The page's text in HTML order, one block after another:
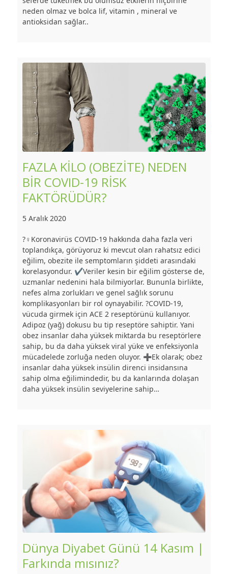
neden olmaz ve bolca lif, vitamin , mineral ve
antioksidan sağlar..
FAZLA KİLO (OBEZİTE) NEDEN
BİR COVID-19 RİSK
FAKTÖRÜDÜR?
5 Aralık 2020
?️‍♀️Koronavirüs COVID-19 hakkında daha fazla veri
toplandıkça, görüyoruz ki mevcut olan rahatsız edici
eğilim, obezite ile semptomların şiddeti arasındaki
korelasyondur. ✔️Veriler kesin bir eğilim gösterse de,
uzmanlar nedenini hala bilmiyorlar. Bununla birlikte,
nefes alma zorlukları ve genel sağlık sorunu
komplikasyonları bir rol oynayabilir. ?COVID-19,
vücuda girmek için ACE 2 reseptörünü kullanıyor.
Adipoz (yağ) dokusu bu tip reseptöre sahiptir. Yani
obez insanlar daha yüksek miktarda bu reseptörlere
sahip, bu da daha yüksek viral yüke ve enfeksiyonla
mücadelede zorluğa neden oluyor. ➕Ek olarak; obez
insanlar daha yüksek insülin direnci insidansına
sahip olma eğilimindedir, bu da kanlarında dolaşan
daha yüksek insülin seviyelerine sahip…
Dünya Diyabet Günü 14 Kasım |
Farkında mısınız?